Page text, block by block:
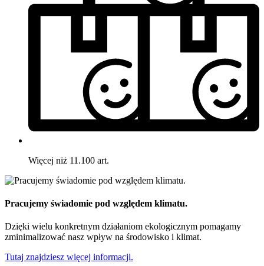
Więcej niż 11.100 art.
Pracujemy świadomie pod względem klimatu.
Dzięki wielu konkretnym działaniom ekologicznym pomagamy
zminimalizować nasz wpływ na środowisko i klimat.
Tutaj znajdziesz więcej informacji.